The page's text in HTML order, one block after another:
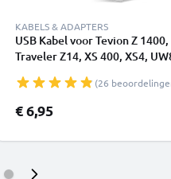
KABELS & ADAPTERS
USB Kabel voor Tevion Z 1400,
Traveler Z14, XS 400, XS4,
Action Sports HD1 - 1.5m
Oplaadkabel Camera foto PVC
Datakabel zwart
(26
€ 6,95